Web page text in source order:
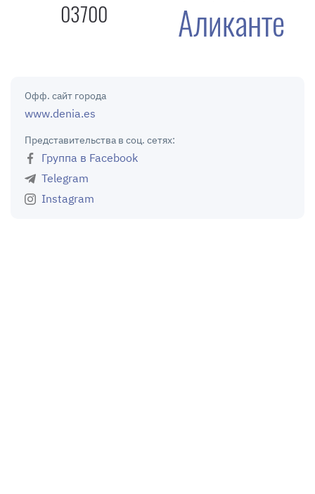
03700 Аликанте
Офф. сайт города
www.denia.es
Представительства в соц. сетях:
Группа в Facebook
Telegram
Instagram